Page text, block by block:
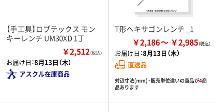
【手工具】ロブテックス モン
キーレンチ UM30XD 1丁
￥2,512（税込）
お届け日：8月13日（木）
アスクル在庫商品
T形ヘキサゴンレンチ _1
￥2,186 ￥2,985
お届け日：8月13日（木）
直送品
対辺寸法(mm)・販売単位違いの商品が4商
品あります